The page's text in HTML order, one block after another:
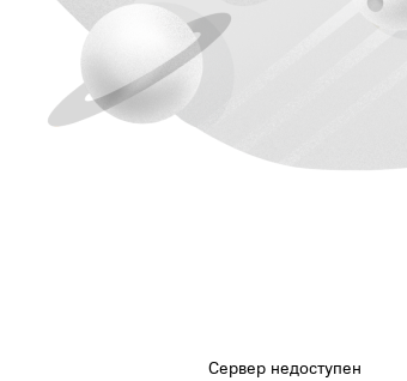
Сервер недоступен